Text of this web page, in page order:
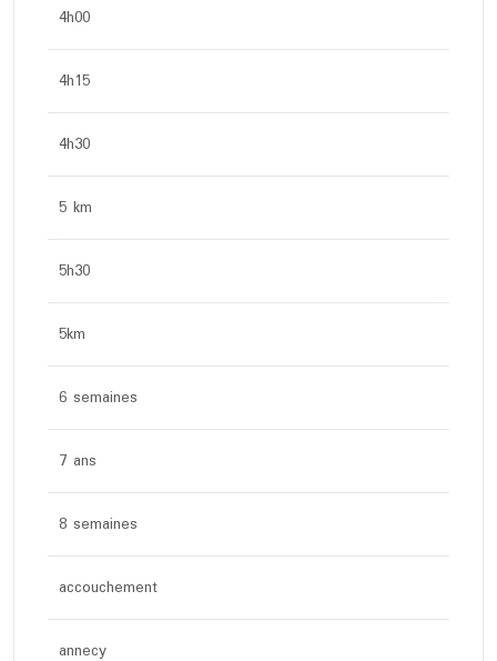
4h00
4h15
4h30
5 km
5h30
5km
6 semaines
7 ans
8 semaines
accouchement
annecy